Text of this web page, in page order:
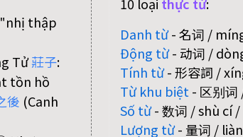
thập
Tử莊子:
tồn hồ
後 (Canh
Danh từ- 名词 /
Động từ- 动词 /
Tính từ- 形容詞 /
Từ khu biệt - 区别
Số từ- 数词 / shù cí
Lượng từ- 量词 /